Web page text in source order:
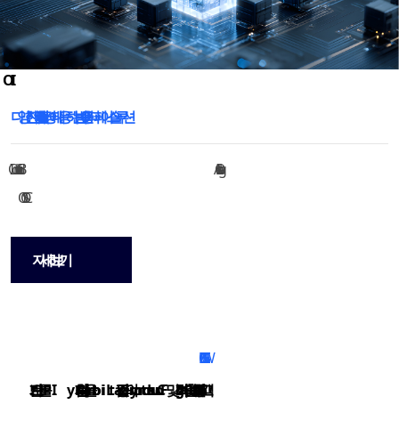
다양한 전압 및 Function 환경에 대응하는 범용 IO 인터페이스 솔루션
Analog IO
OSC IO
자세히 보기
CLS BUSINESS FLOW